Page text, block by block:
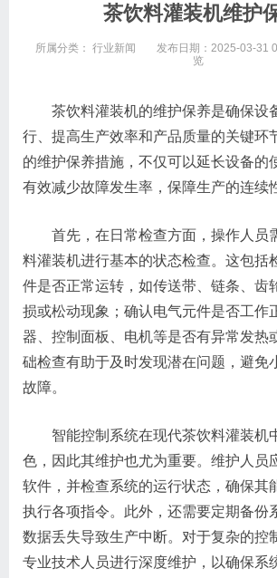
茶饮料灌装机维护
所属分类： 行业新闻 发布日期：2025-03-31
览
茶饮料灌装机的维护保养是确保设
行、提高生产效率和产品质量的关键环
的维护保养措施，不仅可以延长设备的
有效减少故障发生率，保障生产的连续
首先，在日常检查方面，操作人员
料灌装机进行基本的状态检查。这包括
件是否正常运转，如传送带、链条、齿
损或松动现象；确认电气元件是否工作
器、控制面板、电机等是否有异常发热
础检查有助于及时发现潜在问题，避免
故障。
智能控制系统在现代茶饮料灌装机
色，因此其维护也尤为重要。维护人员
软件，并检查系统的运行状态，确保其
执行各项指令。此外，还需要定期备份
数据丢失导致生产中断。对于复杂的控
专业技术人员进行深度维护，以确保系